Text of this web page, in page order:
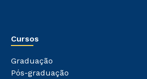
Cursos
Graduação
Pós-graduação